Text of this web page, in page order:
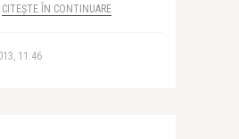
CITEȘTE ÎN CONTINUARE
11:46